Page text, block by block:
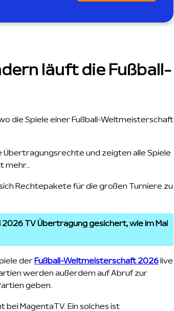
läuft die Fußball-
die Spiele einer Fußball-Weltmeisterschaft
Übertragungsrechte und zeigten alle Spiele
mehr…
Rechtepakete für die großen Turniere zu
TV Übertragung gesichert, wie im Mai
der Fußball-Weltmeisterschaft 2026live
werden außerdem auf Abruf zur
geben.
MagentaTV. Ein solches ist